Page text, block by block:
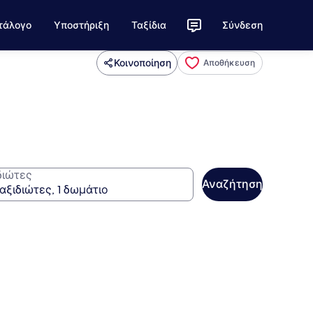
Υποστήριξη Ταξίδια Σύνδεση
Κοινοποίηση Αποθήκευση
Αναζήτηση